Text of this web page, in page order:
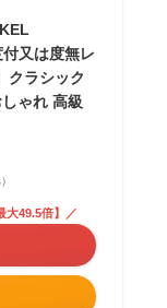
又は度無レ
クラシック
ゃれ 高級
大49.5倍】／